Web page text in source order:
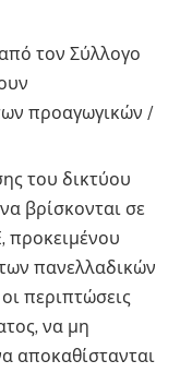
τον Σύλλογο
προαγωγικών /
του δικτύου
βρίσκονται σε
προκειμένου
πανελλαδικών
περιπτώσεις
να μη
αποκαθίστανται